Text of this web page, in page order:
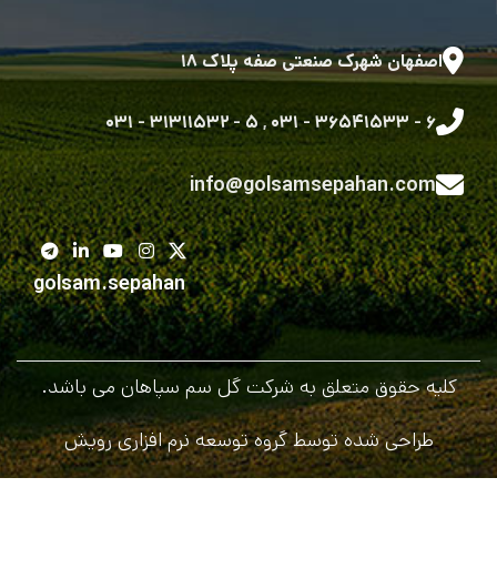
اصفهان شهرک صنعتی صفه پلاک ۱۸
۶ - ۳۶۵۴۱۵۳۳ - ۰۳۱ ,۵ - ۳۱۳۱۱۵۳۲ - ۰۳۱
info@golsamsepahan.com
golsam.sepahan
کلیه حقوق متعلق به شرکت گل سم سپاهان می باشد.
طراحی شده توسط گروه توسعه نرم افزاری رویش